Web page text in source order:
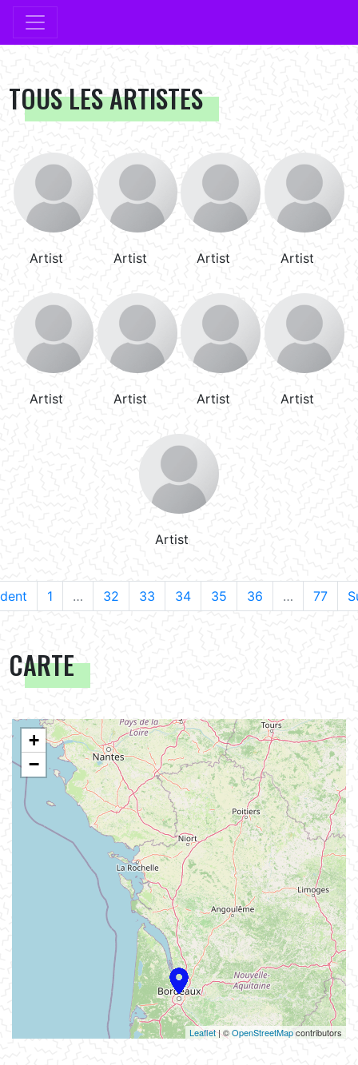
TOUS LES ARTISTES
Artist Artist Artist Artist
Artist Artist Artist Artist
Artist
1 … 32 33 34 35 36 … 77
CARTE
+
−
Leaflet| ©OpenStreetMapcontributors